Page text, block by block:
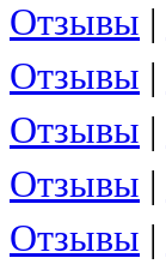
Отзывы |
Отзывы |
Отзывы |
Отзывы |
Отзывы |